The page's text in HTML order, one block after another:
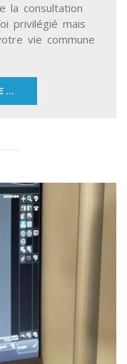
la consultation
privilégié mais
vie commune
...